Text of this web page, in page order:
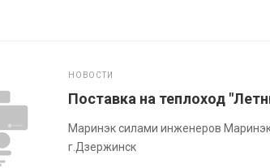
НОВОСТИ
Поставка на теплоход
Маринэк силами инженеров
г.Дзержинск